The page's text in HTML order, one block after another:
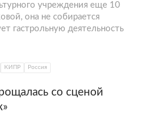
учреждения еще 10
она не собирается
гастрольную деятельность
КИПР Россия
со сценой